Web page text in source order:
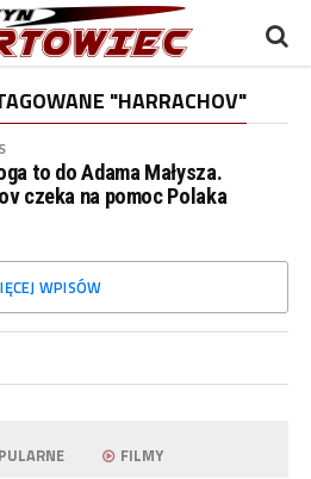
"HARRACHOV"
to do Adama Małysza.
czeka na pomoc Polaka
WPISÓW
FILMY